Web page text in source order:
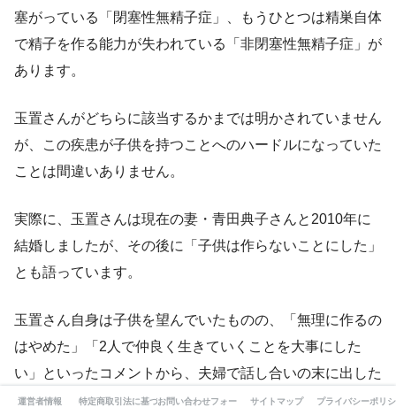
塞がっている「閉塞性無精子症」、もうひとつは精巣自体
で精子を作る能力が失われている「非閉塞性無精子症」が
あります。
玉置さんがどちらに該当するかまでは明かされていません
が、この疾患が子供を持つことへのハードルになっていた
ことは間違いありません。
実際に、玉置さんは現在の妻・青田典子さんと2010年に
結婚しましたが、その後に「子供は作らないことにした」
とも語っています。
玉置さん自身は子供を望んでいたものの、「無理に作るの
はやめた」「2人で仲良く生きていくことを大事にした
い」といったコメントから、夫婦で話し合いの末に出した
結論であることがうかがえます。
運営者情報 特定商取引法に基づく表記お問い合わせフォーム サイトマップ プライバシーポリ